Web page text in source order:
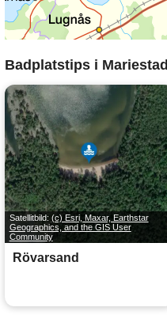
Badplatstips i Mariestad
Satellitbild: (c) Esri, Maxar, Earthstar
Geographics, and the GIS User
Community
Rövarsand